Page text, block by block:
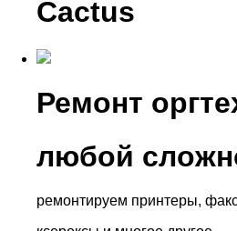
Cactus
Ремонт
любой
ремонтируем принтеры,